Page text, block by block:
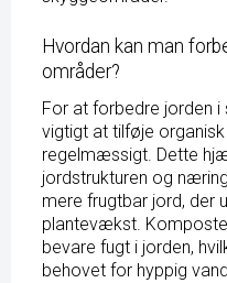
Hvordan kan man
områder?
For at forbedre jorden
vigtigt at tilføje
regelmæssigt. Dette
jordstrukturen og
mere frugtbar jord, der
plantevækst.
bevare fugt i jorden,
behovet for hyppig